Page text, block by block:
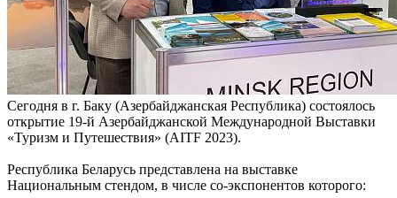
Сегодня в г. Баку (Азербайджанская Республика) состоялось
открытие 19-й Азербайджанской Международной Выставки
«Туризм и Путешествия» (AITF 2023).
Республика Беларусь представлена на выставке
Национальным стендом, в числе со-экспонентов которого: